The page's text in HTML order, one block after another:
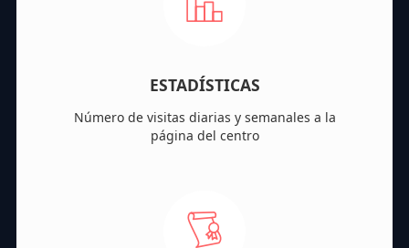
ESTADÍSTICAS
Número de visitas diarias y semanales a la
página del centro